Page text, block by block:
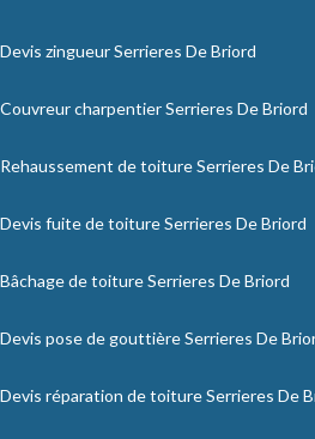
Devis zingueur Serrieres De Briord
Couvreur charpentier Serrieres De Briord
Rehaussement de toiture Serrieres De
Devis fuite de toiture Serrieres De Briord
Bâchage de toiture Serrieres De Briord
Devis pose de gouttière Serrieres De
Devis réparation de toiture Serrieres De